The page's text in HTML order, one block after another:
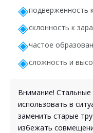
подверженность
склонность к
частое
сложность и
Внимание!
использовать в
заменить старые
избежать